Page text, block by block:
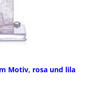
Motiv, rosa und lila